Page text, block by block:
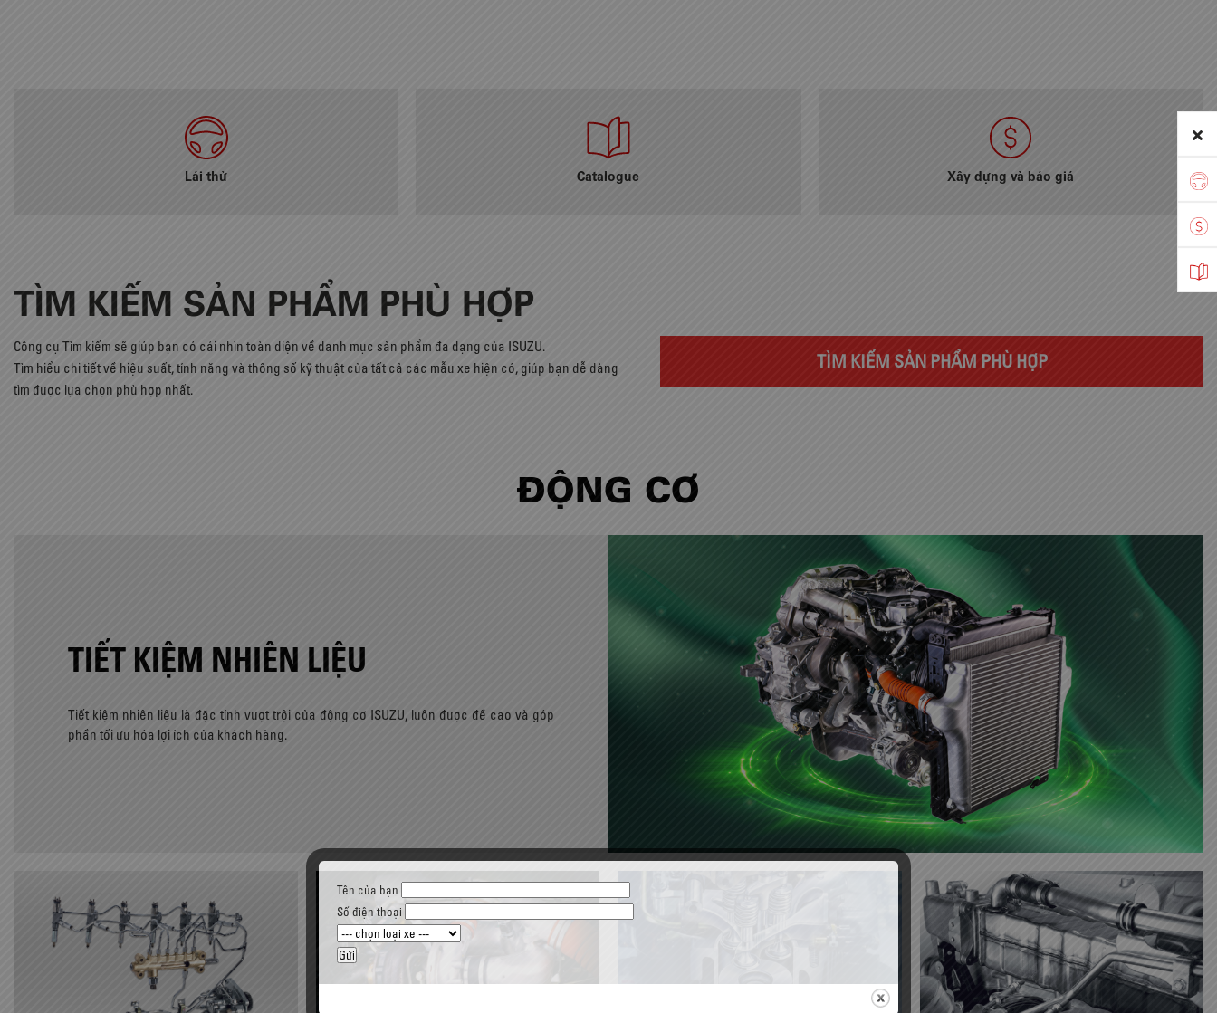
Lái thử Catalogue Xây dựng và báo giá
TÌM KIẾM SẢN PHẨM PHÙ HỢP
Công cụ Tìm kiếm sẽ giúp bạn có cái nhìn toàn diện về danh mục sản phẩm đa dạng của ISUZU.
Tìm hiểu chi tiết về hiệu suất, tính năng và thông số kỹ thuật của tất cả các mẫu xe hiện có, giúp bạn dễ dàng
tìm được lựa chọn phù hợp nhất.
TÌM KIẾM SẢN PHẨM PHÙ HỢP
ĐỘNG CƠ
TIẾT KIỆM NHIÊN LIỆU
Tiết kiệm nhiên liệu là đặc tính vượt trội của động cơ ISUZU, luôn được đề cao và góp
phần tối ưu hóa lợi ích của khách hàng.
Tên của bạn
Số điện thoại